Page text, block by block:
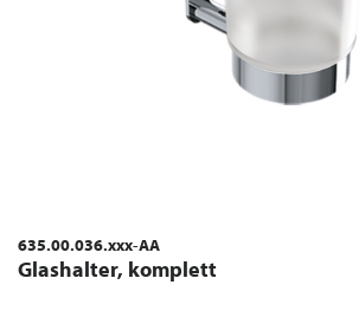
635.00.036.xxx-AA
Glashalter, komplett